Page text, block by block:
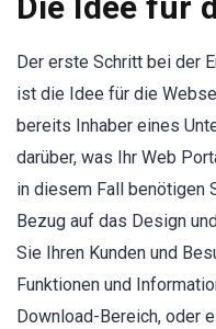
Der erste Schritt bei der
ist die Idee für die
bereits Inhaber eines
darüber, was Ihr Web
in diesem Fall benötigen
Bezug auf das Design
Sie Ihren Kunden und
Funktionen und
Download-Bereich, oder